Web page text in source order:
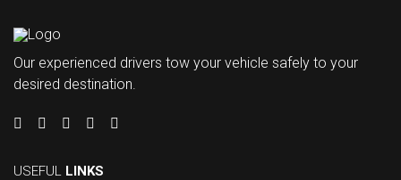
Our experienced drivers tow your vehicle safely to your
desired destination.
USEFUL LINKS